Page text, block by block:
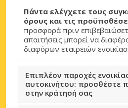
Πάντα ελέγχετε τους
όρους και τις
προσφορά πριν
απαιτήσεις μπορεί να
διαφόρων εταιρειών
Επιπλέον παροχές
αυτοκινήτου: προσθέστε
στην κράτησή σας